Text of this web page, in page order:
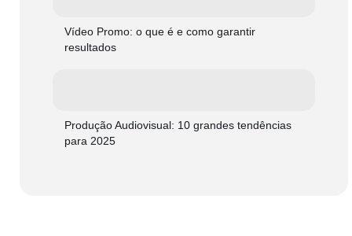
Vídeo Promo: o que é e como garantir
resultados
Produção Audiovisual: 10 grandes tendências
para 2025